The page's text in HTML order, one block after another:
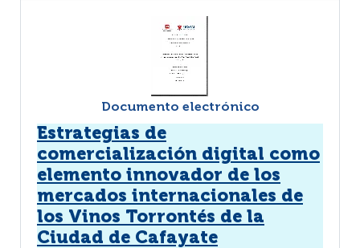
Documento electrónico
Estrategias de
comercialización digital como
elemento innovador de los
mercados internacionales de
los Vinos Torrontés de la
Ciudad de Cafayate